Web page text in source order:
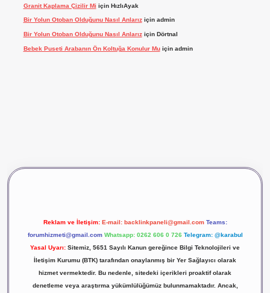
Granit Kaplama Çizilir Mi için HızlıAyak
Bir Yolun Otoban Olduğunu Nasıl Anlarıziçin admin
Bir Yolun Otoban Olduğunu Nasıl Anlarıziçin Dörtnal
Bebek Puseti Arabanın Ön Koltuğa Konulur Muiçin admin
Reklam ve İletişim: E-mail: backlinkpaneli@gmail.com Teams:
forumhizmeti@gmail.com Whatsapp: 0262 606 0 726 Telegram: @karabul
Yasal Uyarı: Sitemiz, 5651 Sayılı Kanun gereğince Bilgi Teknolojileri ve
İletişim Kurumu (BTK) tarafından onaylanmış bir Yer Sağlayıcı olarak
hizmet vermektedir. Bu nedenle, sitedeki içerikleri proaktif olarak
denetleme veya araştırma yükümlülüğümüz bulunmamaktadır. Ancak,